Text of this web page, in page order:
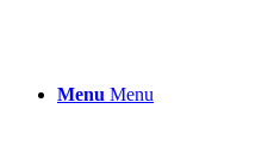
Menu Menu